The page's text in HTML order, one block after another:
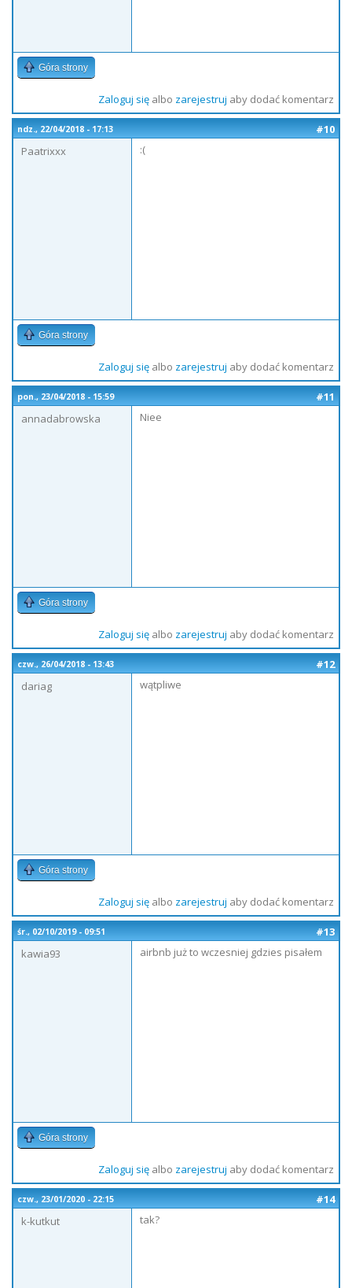
Góra strony
Zaloguj sięalbo zarejestruj aby dodać komentarz
ndz., 22/04/2018 - 17:13
#10
Paatrixxx
:(
Góra strony
Zaloguj sięalbo zarejestruj aby dodać komentarz
pon., 23/04/2018 - 15:59
#11
annadabrowska
Niee
Góra strony
Zaloguj sięalbo zarejestruj aby dodać komentarz
czw., 26/04/2018 - 13:43
#12
dariag
wątpliwe
Góra strony
Zaloguj sięalbo zarejestruj aby dodać komentarz
śr., 02/10/2019 - 09:51
#13
kawia93
airbnb już to wczesniej gdzies pisałem
Góra strony
Zaloguj sięalbo zarejestruj aby dodać komentarz
czw., 23/01/2020 - 22:15
#14
k-kutkut
tak?